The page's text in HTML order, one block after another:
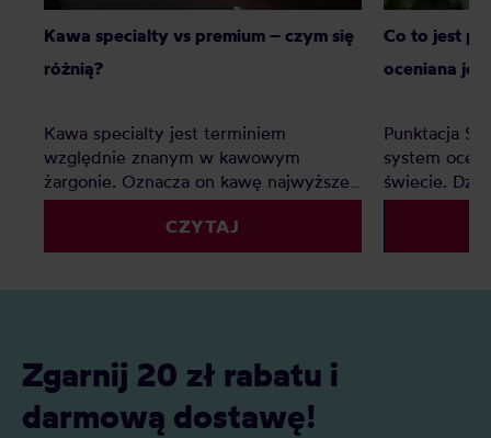
Kawa specialty vs premium – czym się
różnią?
Kawa specialty jest terminiem
względnie znanym w kawowym
żargonie. Oznacza on kawę najwyższej
jakości, jednak co z kawą premium?
Czy to tylko chwyt marketingowy czy
faktyczna ocena jakości? Z tego
domu?
CZYTAJ
Co to jest
oceniana
Punktacja
system
świecie.
palarnie i
kryteriów. Z
Zgarnij 20 zł rabatu i
darmową dostawę!